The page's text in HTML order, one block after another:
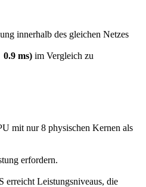
innerhalb des gleichen Netzes
ms) im Vergleich zu
mit nur 8 physischen Kernen als
erfordern.
erreicht Leistungsniveaus, die